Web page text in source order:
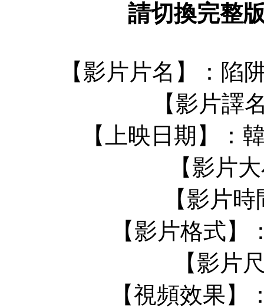
請切換完整
【影片片名】：陷
【影片譯
【上映日期】：
【影片
【影片
【影片格式
【影片
【視頻效果